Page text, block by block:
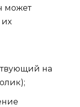
может
на